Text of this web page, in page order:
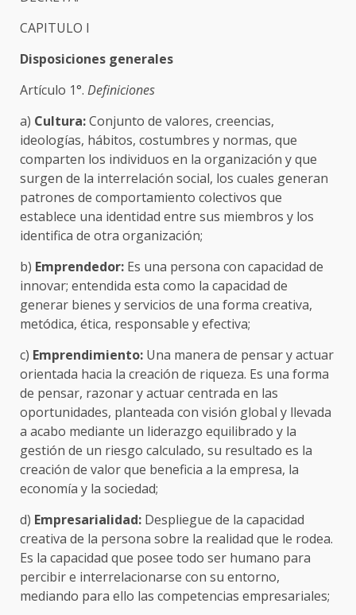
CAPITULO I
Disposiciones generales
Artículo 1°. Definiciones
a) Cultura:Conjunto de valores, creencias,
ideologías, hábitos, costumbres y normas, que
comparten los individuos en la organización y que
surgen de la interrelación social, los cuales generan
patrones de comportamiento colectivos que
establece una identidad entre sus miembros y los
identifica de otra organización;
b) Emprendedor: Es una persona con capacidad de
innovar; entendida esta como la capacidad de
generar bienes y servicios de una forma creativa,
metódica, ética, responsable y efectiva;
c) Emprendimiento: Una manera de pensar y actuar
orientada hacia la creación de riqueza. Es una forma
de pensar, razonar y actuar centrada en las
oportunidades, planteada con visión global y llevada
a acabo mediante un liderazgo equilibrado y la
gestión de un riesgo calculado, su resultado es la
creación de valor que beneficia a la empresa, la
economía y la sociedad;
d) Empresarialidad: Despliegue de la capacidad
creativa de la persona sobre la realidad que le rodea.
Es la capacidad que posee todo ser humano para
percibir e interrelacionarse con su entorno,
mediando para ello las competencias empresariales;